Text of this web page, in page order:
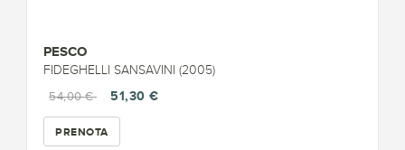
PESCO
FIDEGHELLI SANSAVINI (2005)
54,00 €
51,30 €
PRENOTA